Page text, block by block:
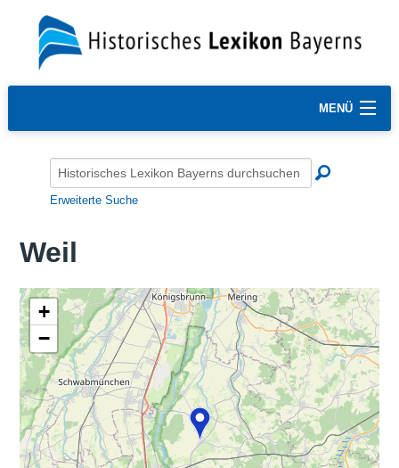
MENÜ
Erweiterte Suche
Weil
+
−